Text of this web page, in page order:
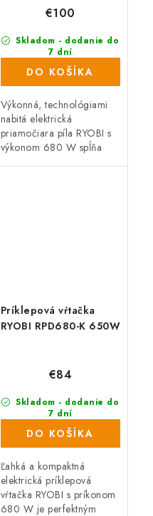
Skladom - dodanie do
7 dní
(499 ks)
€100
DO KOŠÍKA
Výkonná, technológiami
nabitá elektrická
priamočiara píla RYOBI s
výkonom 680 W spĺňa
Príklepová vŕtačka
RYOBI RPD680-K 650W
Skladom - dodanie do
7 dní
(157 ks)
€84
DO KOŠÍKA
Ľahká a kompaktná
elektrická príklepová
vŕtačka RYOBI s príkonom
680 W je perfektným